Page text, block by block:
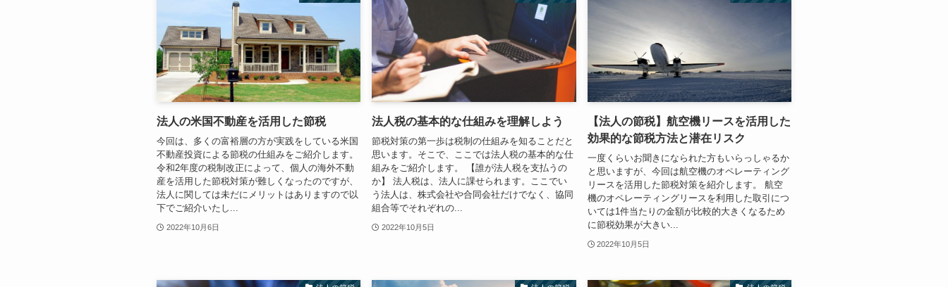
法人の米国不動産を活用した節税
今回は、多くの富裕層の方が実践をしている米国
不動産投資による節税の仕組みをご紹介します。
令和2年度の税制改正によって、個人の海外不動
産を活用した節税対策が難しくなったのですが、
法人に関しては未だにメリットはありますので以
下でご紹介いたし...
2022年10月6日
法人税の基本的な仕組みを理解しよう
節税対策の第一歩は税制の仕組みを知ることだと
思います。そこで、ここでは法人税の基本的な仕
組みをご紹介します。 【誰が法人税を支払うの
か】 法人税は、法人に課せられます。ここでい
う法人は、株式会社や合同会社だけでなく、協同
組合等でそれぞれの...
2022年10月5日
【法人の節税】航空機リースを活用した
効果的な節税方法と潜在リスク
一度くらいお聞きになられた方もいらっしゃるか
と思いますが、今回は航空機のオペレーティング
リースを活用した節税対策を紹介します。 航空
機のオペレーティングリースを利用した取引につ
いては1件当たりの金額が比較的大きくなるため
に節税効果が大きい...
2022年10月5日